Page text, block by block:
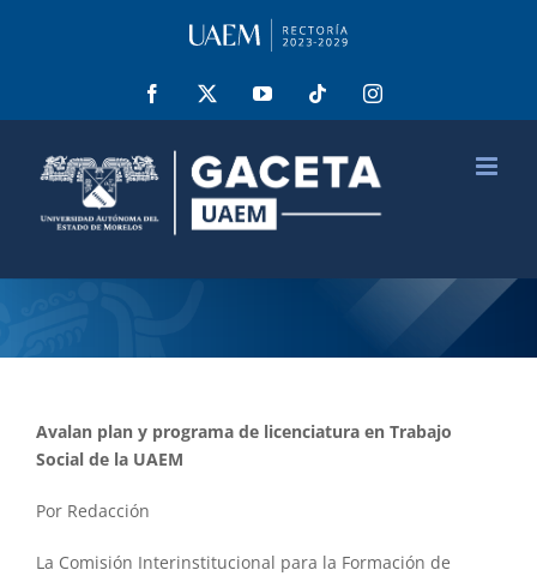
Facebook YouTube Tiktok Instagram
Avalan plan y programa de licenciatura en Trabajo
Social de la UAEM
Por Redacción
La Comisión Interinstitucional para la Formación de